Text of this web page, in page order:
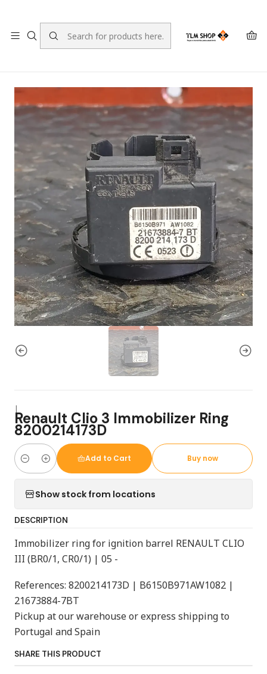
Home LOJA ONLINE Sistema Eléctrico e Electrónico
Imobilizadores e Antenas de chave
Renault Clio 3 Immobilizer Ring 8200214173D
|
Renault Clio 3 Immobilizer Ring
8200214173D
Quantity
Add to Cart Buy now
Show stock from locations
DESCRIPTION
Immobilizer ring for ignition barrel RENAULT CLIO
III (BR0/1, CR0/1) | 05 -
References: 8200214173D | B6150B971AW1082 |
21673884-7BT
Pickup at our warehouse or express shipping to
Portugal and Spain
SHARE THIS PRODUCT